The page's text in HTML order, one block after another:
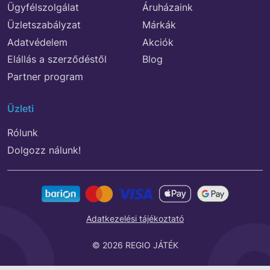
Ügyfélszolgálat
Üzletszabályzat
Adatvédelem
Elállás a szerződéstől
Partner program
Áruházaink
Márkák
Akciók
Blog
Üzleti
Rólunk
Dolgozz nálunk!
© 2026 REGIO JÁTÉK
Adatkezelési tájékoztató